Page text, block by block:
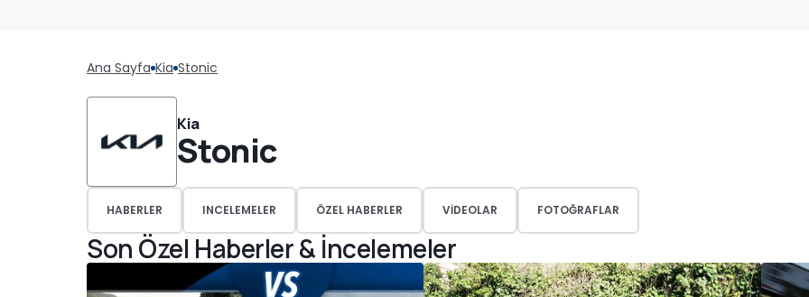
Ana Sayfa Kia Stonic
Kia
Stonic
HABERLER INCELEMELER ÖZEL HABERLER VIDEOLAR FOTOĞRAFLAR
Son Özel Haberler & İncelemeler